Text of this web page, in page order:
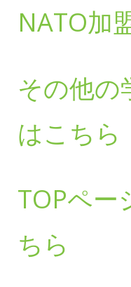
NATO加
その他の
はこちら
TOPペー
ちら